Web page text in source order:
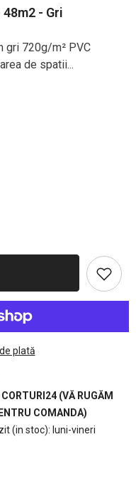
- Gri
gri 720g/m² PVC
de spatii...
plată
(VĂ RUGĂM
COMANDA)
(in stoc): luni-vineri